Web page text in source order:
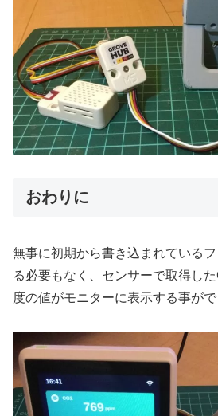
おわりに
無事に初期から書き込まれている
る必要もなく、センサーで取得し
度の値がモニターに表示する事がで